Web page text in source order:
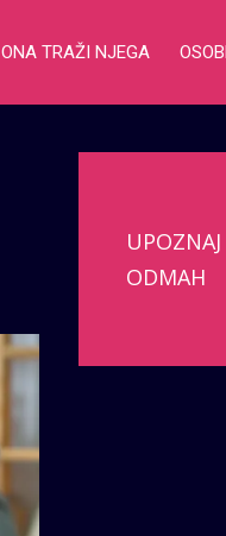
ONA TRAŽI NJEGA
ODMAH